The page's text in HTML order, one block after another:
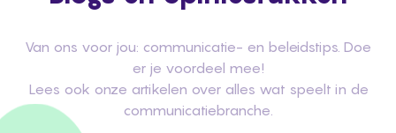
Van ons voor jou: communicatie- en beleidstips. Doe
er je voordeel mee!
Lees ook onze artikelen over alles wat speelt in de
communicatiebranche.